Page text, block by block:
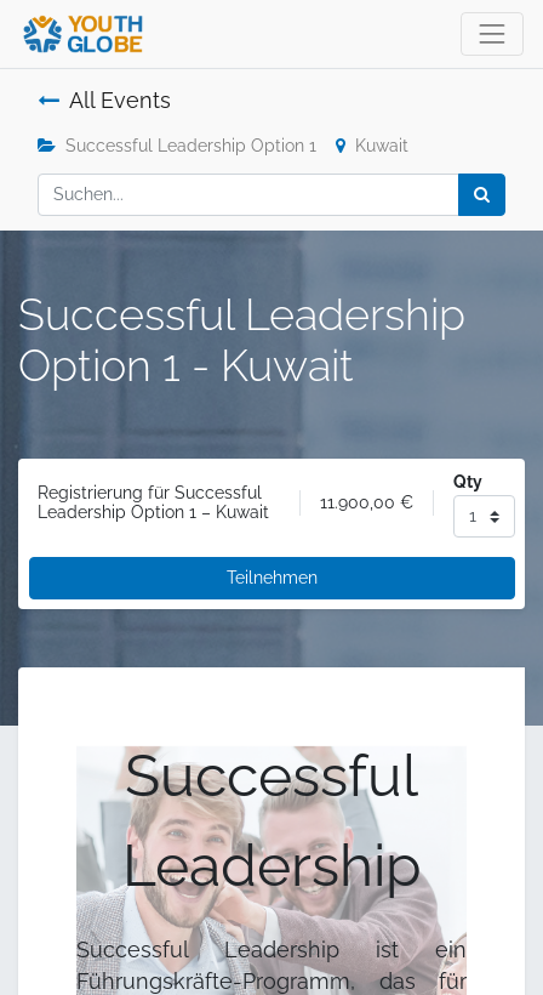
All Events
Successful Leadership Option 1 Kuwait
Successful Leadership
Option 1 - Kuwait
Registrierung für Successful
Leadership Option 1 – Kuwait
11.900,00 €
Qty
Teilnehmen
Successful
Leadership
Successful Leadership ist ein
Führungskräfte-Programm, das für